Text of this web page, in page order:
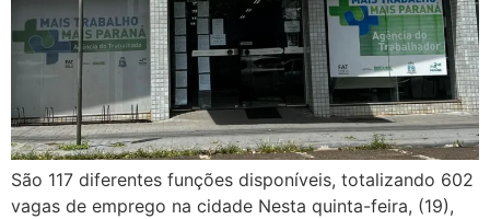
São 117 diferentes funções disponíveis, totalizando 602
vagas de emprego na cidade Nesta quinta-feira, (19),